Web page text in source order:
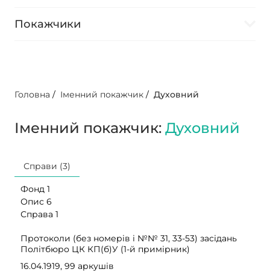
Покажчики
Головна / Іменний покажчик / Духовний
Іменний покажчик: Духовний
Справи (3)
Фонд 1
Опис 6
Справа 1
Протоколи (без номерів і №№ 31, 33-53) засідань
Політбюро ЦК КП(б)У (1-й примірник)
16.04.1919, 99 аркушів